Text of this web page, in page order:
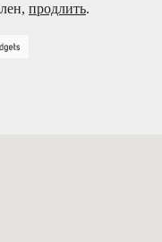
продлить.